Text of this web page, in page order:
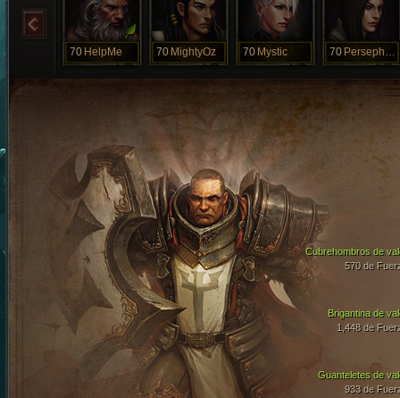
70 HelpMe 70 MightyOz 70 Mystic 70 Persephone
Brigantina de
1,448 de
Guanteletes de
933 de
Cubrehombros de
570 de